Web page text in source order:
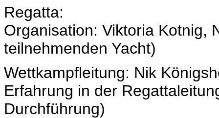
Regatta:
Organisation: Viktoria Kotnig,
teilnehmenden Yacht)
Wettkampfleitung: Nik
Erfahrung in der
Durchführung)